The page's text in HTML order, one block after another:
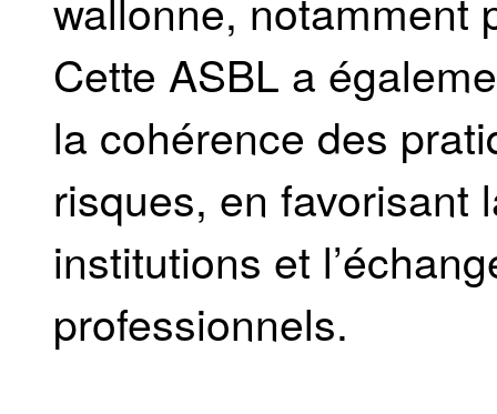
Cette ASBL a
la cohérence des
risques, en favorisant
institutions et
professionnels.